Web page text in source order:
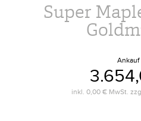
Super
Ankauf
inkl. 0,00 € MwSt.